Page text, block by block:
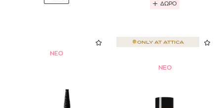
ΔΩΡΟ
NEO
ONLY AT ATTICA
NEO